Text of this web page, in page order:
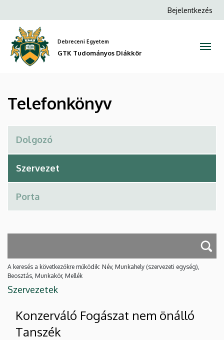
GTK
Tudományos
Diákkör
a
tartalomra
Anonim
Bejelentkezés
Debreceni Egyetem
GTK Tudományos Diákkör
Telefonkönyv
A keresés a következőkre működik: Név, Munkahely (szervezeti egység),
Beosztás, Munkakör, Mellék
Szervezetek
Konzerváló Fogászat nem önálló
Tanszék